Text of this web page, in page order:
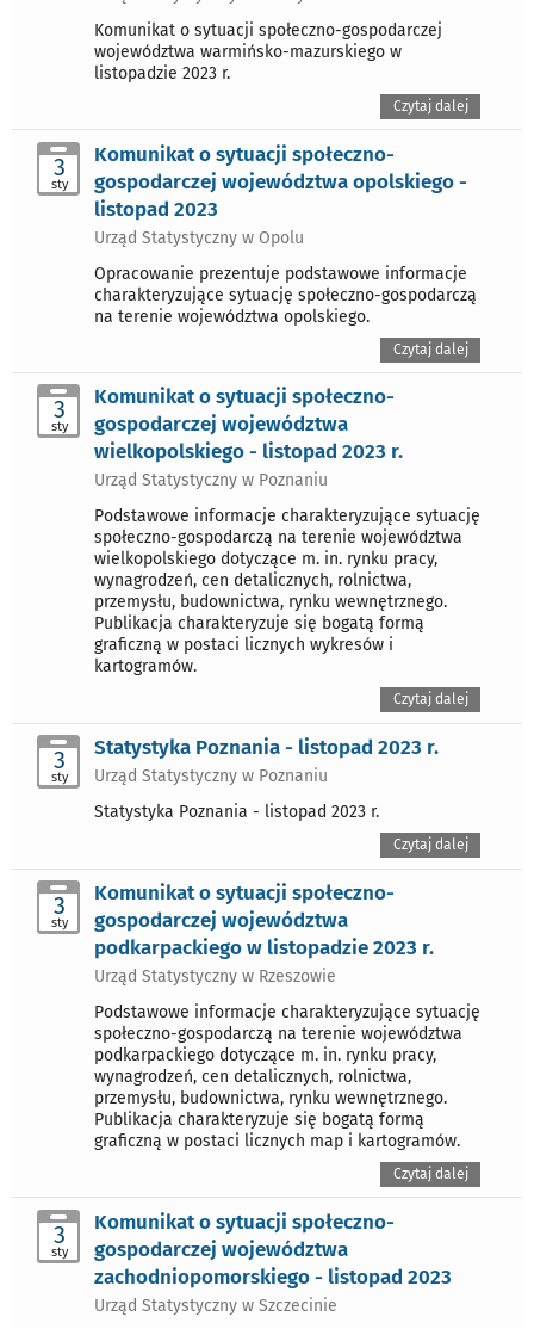
Komunikat o sytuacji społeczno-gospodarczej
województwa warmińsko-mazurskiego w
listopadzie 2023 r.
Czytaj dalej
3
sty
Komunikat o sytuacji społeczno-
gospodarczej województwa opolskiego -
listopad 2023
Urząd Statystyczny w Opolu
Opracowanie prezentuje podstawowe informacje
charakteryzujące sytuację społeczno-gospodarczą
na terenie województwa opolskiego.
Czytaj dalej
3
sty
Komunikat o sytuacji społeczno-
gospodarczej województwa
wielkopolskiego - listopad 2023 r.
Urząd Statystyczny w Poznaniu
Podstawowe informacje charakteryzujące sytuację
społeczno-gospodarczą na terenie województwa
wielkopolskiego dotyczące m. in. rynku pracy,
wynagrodzeń, cen detalicznych, rolnictwa,
przemysłu, budownictwa, rynku wewnętrznego.
Publikacja charakteryzuje się bogatą formą
graficzną w postaci licznych wykresów i
kartogramów.
Czytaj dalej
3
sty
Statystyka Poznania - listopad 2023 r.
Urząd Statystyczny w Poznaniu
Statystyka Poznania - listopad 2023 r.
Czytaj dalej
3
sty
Komunikat o sytuacji społeczno-
gospodarczej województwa
podkarpackiego w listopadzie 2023 r.
Urząd Statystyczny w Rzeszowie
Podstawowe informacje charakteryzujące sytuację
społeczno-gospodarczą na terenie województwa
podkarpackiego dotyczące m. in. rynku pracy,
wynagrodzeń, cen detalicznych, rolnictwa,
przemysłu, budownictwa, rynku wewnętrznego.
Publikacja charakteryzuje się bogatą formą
graficzną w postaci licznych map i kartogramów.
Czytaj dalej
3
sty
Komunikat o sytuacji społeczno-
gospodarczej województwa
zachodniopomorskiego - listopad 2023
Urząd Statystyczny w Szczecinie